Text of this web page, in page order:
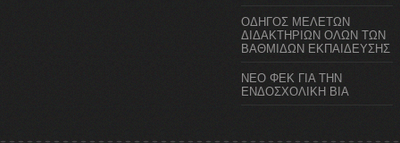
ΟΔΗΓΟΣ ΜΕΛΕΤΩΝ
ΔΙΔΑΚΤΗΡΙΩΝ ΟΛΩΝ ΤΩΝ
ΒΑΘΜΙΔΩΝ ΕΚΠΑΙΔΕΥΣΗΣ
ΝΕΟ ΦΕΚ ΓΙΑ ΤΗΝ
ΕΝΔΟΣΧΟΛΙΚΗ ΒΙΑ